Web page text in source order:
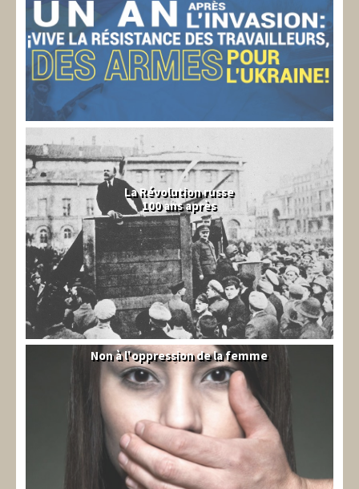
La Révolution russe
100 ans après
Syrie
Non à l'oppression de la femme